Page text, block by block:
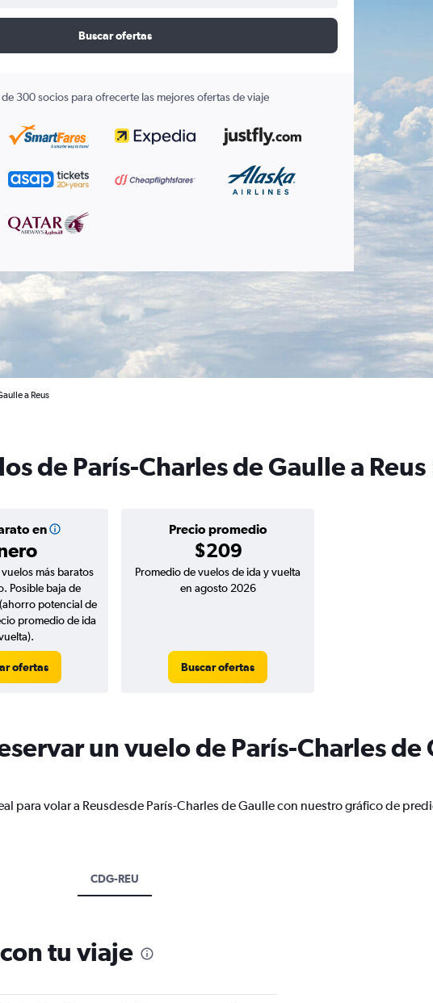
Buscar ofertas
300 socios para ofrecerte las mejores ofertas de viaje
a Reus
de París-Charles de Gaulle a Reus
en Precio promedio
$209
más baratos
Posible baja de
potencial de
promedio de ida
ofertas
Promedio de vuelos de ida y vuelta
en agosto 2026
Buscar ofertas
un vuelo de París-Charles de
para volar a Reusdesde París-Charles de Gaulle con nuestro gráfico de
CDG-REU
tu viaje